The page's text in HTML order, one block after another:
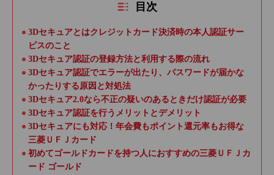
目次
3Dセキュアとはクレジットカード決済時の本人認証サー
ビスのこと
3Dセキュア認証の登録方法と利用する際の流れ
3Dセキュア認証でエラーが出たり、パスワードが届かな
かったりする原因と対処法
3Dセキュア2.0なら不正の疑いのあるときだけ認証が必要
3Dセキュア認証を行うメリットとデメリット
3Dセキュアにも対応！年会費もポイント還元率もお得な
三菱ＵＦＪカード
初めてゴールドカードを持つ人におすすめの三菱ＵＦＪカ
ード ゴールド